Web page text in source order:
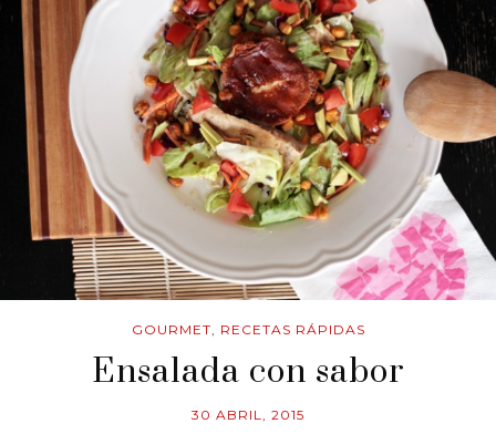
GOURMET, RECETAS RÁPIDAS
Ensalada con sabor
30 ABRIL, 2015